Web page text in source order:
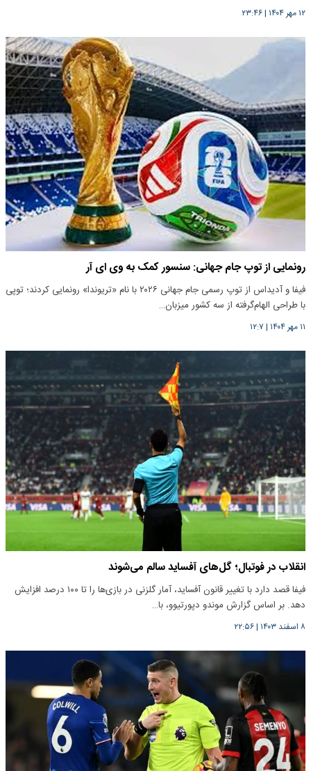
۱۲ مهر ۱۴۰۴ |۲۳:۴۶
رونمایی از توپ جام جهانی: سنسور کمک به وی ای آر
فیفا و آدیداس از توپ رسمی جام جهانی ۲۰۲۶ با نام «تریوندا» رونمایی کردند؛ توپی
با طراحی الهام‌گرفته از سه کشور میزبان…
۱۱ مهر ۱۴۰۴ | ۱۲:۷
انقلاب در فوتبال؛ گل‌های آفساید سالم می‌شوند
فیفا قصد دارد با تغییر قانون آفساید، آمار گلزنی در بازی‌ها را تا ۱۰۰ درصد افزایش
دهد. بر اساس گزارش موندو دپورتیوو، با…
۸ اسفند ۱۴۰۳ |۲۲:۵۶